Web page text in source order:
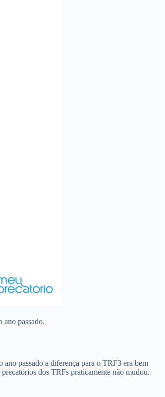
passado.
passado a diferença para o TRF3 era bem
dos TRFs praticamente não mudou.